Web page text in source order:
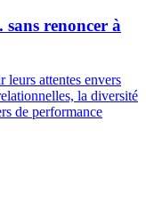
renoncer à
leurs attentes envers
la diversité
de performance